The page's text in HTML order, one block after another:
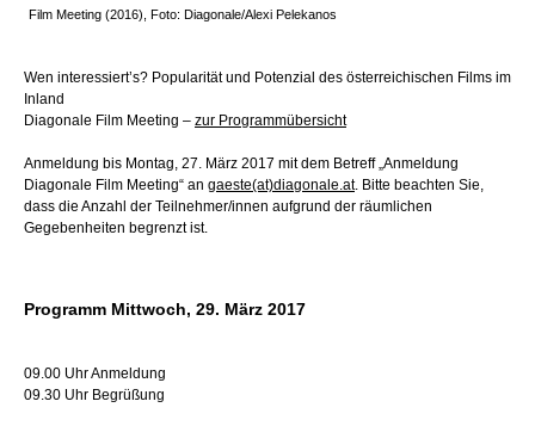
Film Meeting (2016), Foto: Diagonale/Alexi Pelekanos
Wen interessiert’s? Popularität und Potenzial des österreichischen Films im
Inland
Diagonale Film Meeting – zur Programmübersicht
Anmeldung bis Montag, 27. März 2017 mit dem Betreff „Anmeldung
Diagonale Film Meeting“ an gaeste(at)diagonale.at. Bitte beachten Sie,
dass die Anzahl der Teilnehmer/innen aufgrund der räumlichen
Gegebenheiten begrenzt ist.
Programm Mittwoch, 29. März 2017
09.00 Uhr Anmeldung
09.30 Uhr Begrüßung